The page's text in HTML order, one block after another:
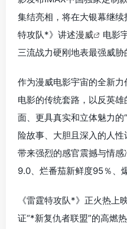
集结亮相，将在大银幕继
特攻队*》讲述漫威
电影
三流战力硬刚地表最强威胁
作为漫威电影宇宙的全新
电影的传统套路，以反英
面、更具真实和立体魅力的
险故事、大胆且深入的人
带来强烈的感官震撼与情
9.0、烂番茄新鲜度95％、
《雷霆特攻队*》正火热上
证“*新复仇者联盟”的高燃热